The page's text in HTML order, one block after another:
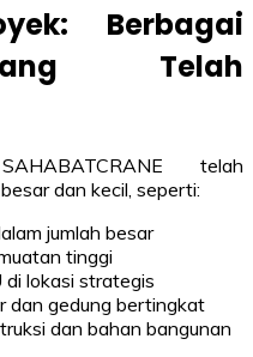
Berbagai
Telah
telah
dan kecil, seperti:
jumlah besar
tinggi
lokasi strategis
dan gedung bertingkat
dan bahan bangunan